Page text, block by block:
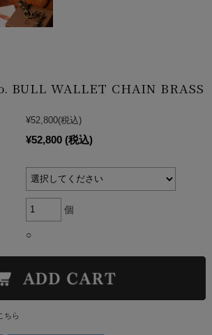
BULL WALLET CHAIN BRASS
¥52,800(税込)
¥52,800 (税込)
個
○
ちら